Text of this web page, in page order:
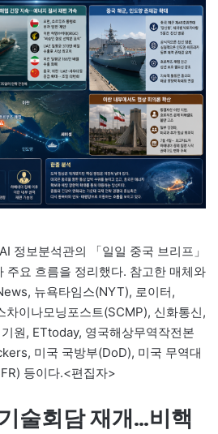
정보분석관의 「일일 중국 브리프」
주요 흐름을 정리했다. 참고한 매체와
뉴욕타임스(NYT), 로이터,
차이나모닝포스트(SCMP), 신화통신,
원, ETtoday, 영국해상무역작전본
미국 국방부(DoD), 미국 무역대
등이다.<편집자>
술회담 재개…비핵